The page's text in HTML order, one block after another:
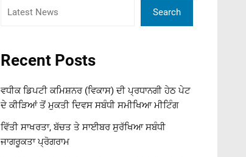
Search
Recent Posts
ਵਧੀਕ ਡਿਪਟੀ ਕਮਿਸ਼ਨਰ (ਵਿਕਾਸ) ਦੀ ਪ੍ਰਧਾਨਗੀ ਹੇਠ ਪੇਟ
ਦੇ ਕੀੜਿਆਂ ਤੋਂ ਮੁਕਤੀ ਦਿਵਸ ਸਬੰਧੀ ਸਮੀਖਿਆ ਮੀਟਿੰਗ
ਵਿੱਤੀ ਸਾਖਰਤਾ, ਬੱਚਤ ਤੇ ਸਾਈਬਰ ਸੁਰੱਖਿਆ ਸਬੰਧੀ
ਜਾਗਰੂਕਤਾ ਪ੍ਰੋਗਰਾਮ